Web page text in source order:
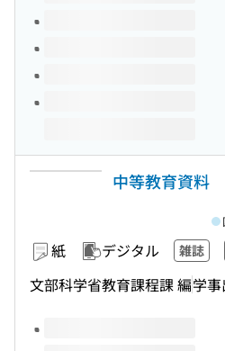
中等教育資料
紙 デジタル 雑誌
文部科学省教育課程課 編学
このタイトルの巻号